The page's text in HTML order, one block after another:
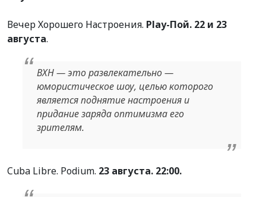
Вечер Хорошего Настроения. Play-Пой. 22 и 23
августа.
ВХН — это развлекательно —
юмористическое шоу, целью которого
является поднятие настроения и
придание заряда оптимизма его
зрителям.
Cuba Libre. Podium. 23 августа. 22:00.